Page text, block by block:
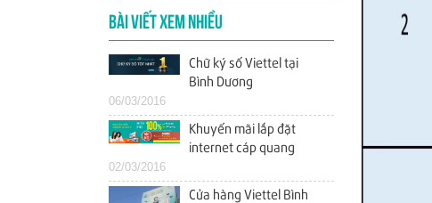
BÀI VIẾT XEM NHIỀU
Chữ ký số Viettel tại
Bình Dương
06/03/2016
Khuyến mãi lắp đặt
internet cáp quang
Bình Dương
02/03/2016
Cửa hàng Viettel Bình